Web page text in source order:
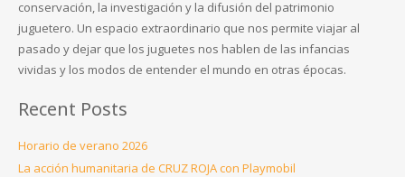
conservación, la investigación y la difusión del patrimonio
juguetero. Un espacio extraordinario que nos permite viajar al
pasado y dejar que los juguetes nos hablen de las infancias
vividas y los modos de entender el mundo en otras épocas.
Recent Posts
Horario de verano 2026
La acción humanitaria de CRUZ ROJA con Playmobil